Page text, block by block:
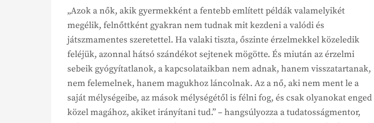
„Azok a nők, akik gyermekként a fentebb említett példák valamelyikét
megélik, felnőttként gyakran nem tudnak mit kezdeni a valódi és
játszmamentes szeretettel. Ha valaki tiszta, őszinte érzelmekkel közeledik
feléjük, azonnal hátsó szándékot sejtenek mögötte. És miután az érzelmi
sebeik gyógyítatlanok, a kapcsolataikban nem adnak, hanem visszatartanak,
nem felemelnek, hanem magukhoz láncolnak. Az a nő, aki nem ment le a
saját mélységeibe, az mások mélységétől is félni fog, és csak olyanokat enged
közel magához, akiket irányítani tud.” – hangsúlyozza a tudatosságmentor,